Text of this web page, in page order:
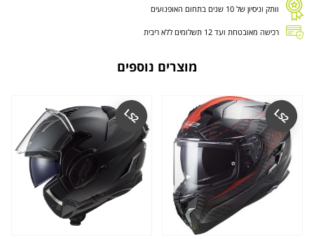
וותק וניסיון של 10 שנים בתחום האופנועים
רכישה מאובטחת ועד 12 תשלומים ללא ריבית
מוצרים נוספים
LS2
LS2